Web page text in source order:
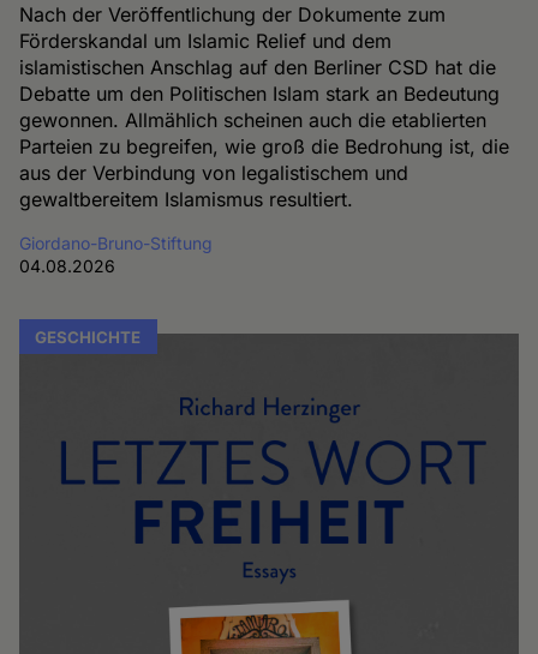
Nach der Veröffentlichung der Dokumente zum
Förderskandal um Islamic Relief und dem
islamistischen Anschlag auf den Berliner CSD hat die
Debatte um den Politischen Islam stark an Bedeutung
gewonnen. Allmählich scheinen auch die etablierten
Parteien zu begreifen, wie groß die Bedrohung ist, die
aus der Verbindung von legalistischem und
gewaltbereitem Islamismus resultiert.
Giordano-Bruno-Stiftung
04.08.2026
GESCHICHTE